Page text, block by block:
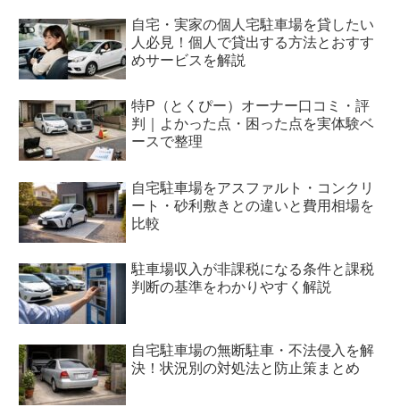
自宅・実家の個人宅駐車場を貸したい
人必見！個人で貸出する方法とおすす
めサービスを解説
特P（とくぴー）オーナー口コミ・評
判｜よかった点・困った点を実体験ベ
ースで整理
自宅駐車場をアスファルト・コンクリ
ート・砂利敷きとの違いと費用相場を
比較
駐車場収入が非課税になる条件と課税
判断の基準をわかりやすく解説
自宅駐車場の無断駐車・不法侵入を解
決！状況別の対処法と防止策まとめ